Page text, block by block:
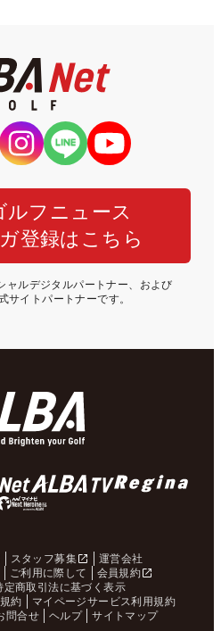
ルフニュース
登録はこちら
ャルデジタルパートナー、および
サイトパートナーです。
スタッフ募集
運営会社
ご利用に際して
会員規約
定商取引法に基づく表示
約
マイページサービス利用規約
問合せ ヘルプ サイトマップ